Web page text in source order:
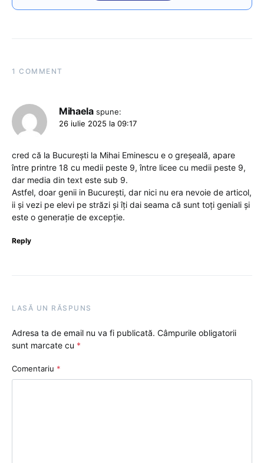
1 COMMENT
Mihaela spune:
26 iulie 2025 la 09:17
cred că la București la Mihai Eminescu e o greșeală, apare
între printre 18 cu medii peste 9, între licee cu medii peste 9,
dar media din text este sub 9.
Astfel, doar genii in București, dar nici nu era nevoie de articol,
ii și vezi pe elevi pe străzi și îți dai seama că sunt toți geniali și
este o generație de excepție.
Reply
LASĂ UN RĂSPUNS
Adresa ta de email nu va fi publicată. Câmpurile obligatorii
sunt marcate cu *
Comentariu *